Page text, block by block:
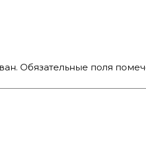
Обязательные поля